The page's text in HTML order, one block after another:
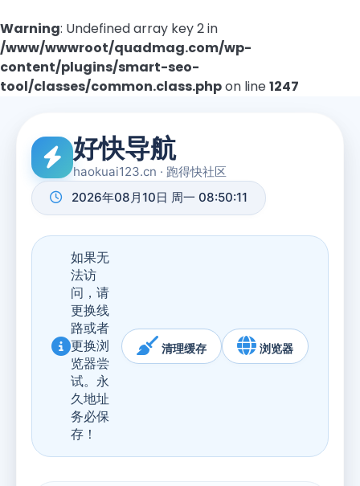
Warning: Undefined array key 2 in
/www/wwwroot/quadmag.com/wp-
content/plugins/smart-seo-
tool/classes/common.class.phpon line1247